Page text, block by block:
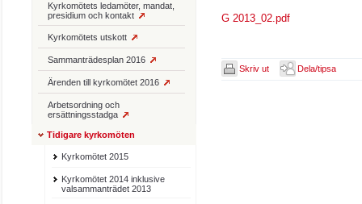
G 2013_02.pdf
Skriv ut Dela/tipsa
Kyrkomötets ledamöter, mandat,
presidium och kontakt
Kyrkomötets utskott
Sammanträdesplan 2016
Ärenden till kyrkomötet 2016
Arbetsordning och
ersättningsstadga
Tidigare kyrkomöten
Kyrkomötet 2015
Kyrkomötet 2014 inklusive
valsammanträdet 2013